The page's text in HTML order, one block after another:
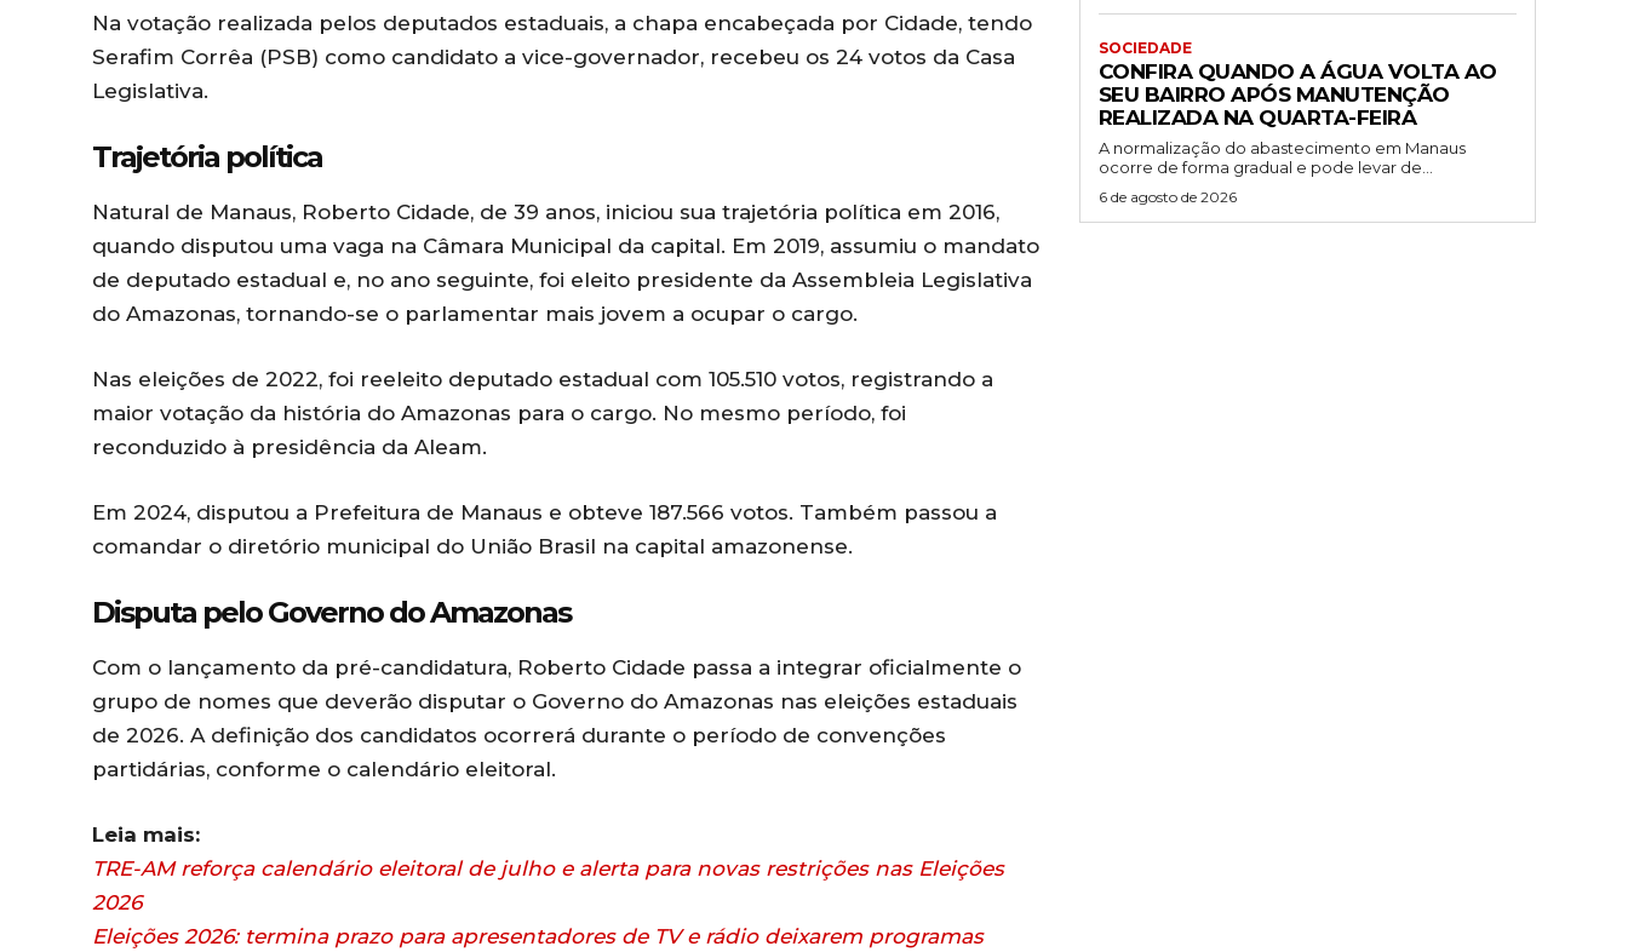
Na votação realizada pelos deputados estaduais, a chapa encabeçada por Cidade, tendo
Serafim Corrêa (PSB) como candidato a vice-governador, recebeu os 24 votos da Casa
Legislativa.
Trajetória política
Natural de Manaus, Roberto Cidade, de 39 anos, iniciou sua trajetória política em 2016,
quando disputou uma vaga na Câmara Municipal da capital. Em 2019, assumiu o mandato
de deputado estadual e, no ano seguinte, foi eleito presidente da Assembleia Legislativa
do Amazonas, tornando-se o parlamentar mais jovem a ocupar o cargo.
Nas eleições de 2022, foi reeleito deputado estadual com 105.510 votos, registrando a
maior votação da história do Amazonas para o cargo. No mesmo período, foi
reconduzido à presidência da Aleam.
Em 2024, disputou a Prefeitura de Manaus e obteve 187.566 votos. Também passou a
comandar o diretório municipal do União Brasil na capital amazonense.
Disputa pelo Governo do Amazonas
Com o lançamento da pré-candidatura, Roberto Cidade passa a integrar oficialmente o
grupo de nomes que deverão disputar o Governo do Amazonas nas eleições estaduais
de 2026. A definição dos candidatos ocorrerá durante o período de convenções
partidárias, conforme o calendário eleitoral.
Leia mais:
TRE-AM reforça calendário eleitoral de julho e alerta para novas restrições nas Eleições
2026
Eleições 2026: termina prazo para apresentadores de TV e rádio deixarem programas
SOCIEDADE
CONFIRA QUANDO A ÁGUA VOLTA AO
SEU BAIRRO APÓS MANUTENÇÃO
REALIZADA NA QUARTA-FEIRA
A normalização do abastecimento em Manaus
ocorre de forma gradual e pode levar de...
6 de agosto de 2026